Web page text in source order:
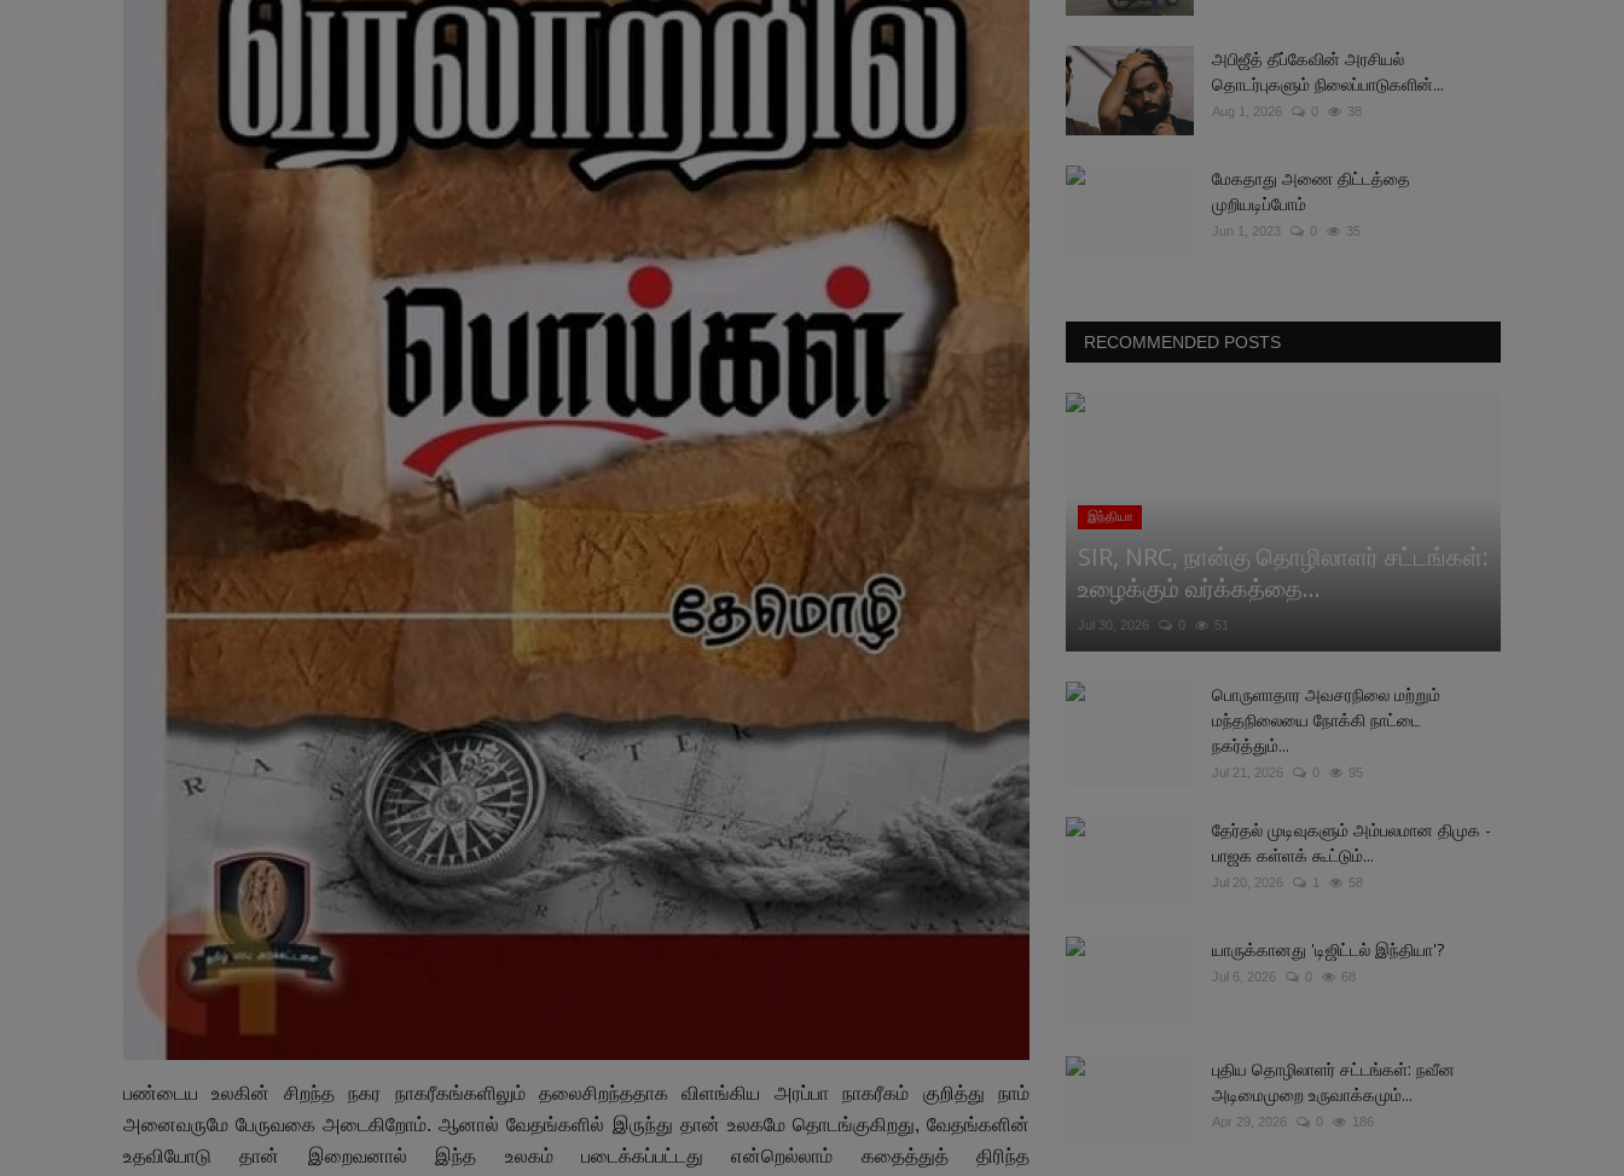
பண்டைய உலகின் சிறந்த நகர நாகரீகங்களிலும் தலைசிறந்ததாக விளங்கிய அரப்பா நாகரீகம் குறித்து நாம்
அனைவருமே பேருவகை அடைகிறோம். ஆனால் வேதங்களில் இருந்து தான் உலகமே தொடங்குகிறது, வேதங்களின்
உதவியோடு தான் இறைவனால் இந்த உலகம் படைக்கப்பட்டது என்றெல்லாம் கதைத்துத் திரிந்த
அபிஜீத் தீப்கேவின் அரசியல்
தொடர்புகளும் நிலைப்பாடுகளின்...
Aug 1, 2026 0 38
மேகதாது அணை திட்டத்தை
முறியடிப்போம்
Jun 1, 2023 0 35
RECOMMENDED POSTS
இந்தியா
SIR, NRC, நான்கு தொழிலாளர் சட்டங்கள்:
உழைக்கும் வர்க்கத்தை...
Jul 30, 2026 0 51
பொருளாதார அவசரநிலை மற்றும்
மந்தநிலையை நோக்கி நாட்டை
நகர்த்தும்...
Jul 21, 2026 0 95
தேர்தல் முடிவுகளும் அம்பலமான திமுக -
பாஜக கள்ளக் கூட்டும்...
Jul 20, 2026 1 58
யாருக்கானது 'டிஜிட்டல் இந்தியா'?
Jul 6, 2026 0 68
புதிய தொழிலாளர் சட்டங்கள்: நவீன
அடிமைமுறை உருவாக்கமும்...
Apr 29, 2026 0 186